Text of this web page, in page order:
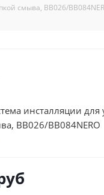
смыва, BB026/
инсталляции для
BB026/BB084NERO